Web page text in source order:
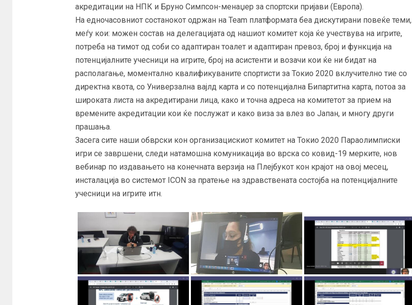
акредитации на НПК и Бруно Симпсон-менаџер за спортски пријави (Европа).
На едночасовниот состанокот одржан на Team платформата беа дискутирани повеќе теми,
меѓу кои: можен состав на делегацијата од нашиот комитет која ќе учествува на игрите,
потреба на тимот од соби со адаптиран тоалет и адаптиран превоз, број и функција на
потенцијалните учесници на игрите, број на асистенти и возачи кои ќе ни бидат на
располагање, моментално квалификуваните спортисти за Токио 2020 вклучително тие со
директна квота, со Универзална вајлд карта и со потенцијална Бипартитна карта, потоа за
широката листа на акредитирани лица, како и точна адреса на комитетот за прием на
времените акредитации кои ќе послужат и како виза за влез во Јапан, и многу други
прашања.
Засега сите наши обврски кон организацискиот комитет на Токио 2020 Параолимписки
игри се завршени, следи натамошна комуникација во врска со ковид-19 мерките, нов
вебинар по издавањето на конечната верзија на Плејбукот кон крајот на овој месец,
инсталација во системот ICON за пратење на здравствената состојба на потенцијалните
учесници на игрите итн.